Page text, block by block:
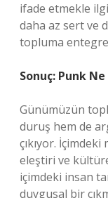
ifade etmekle
daha az sert ve
topluma
Sonuç: Punk
Günümüzün
duruş hem de
çıkıyor.
eleştiri ve
içimdeki insan
duygusal bir